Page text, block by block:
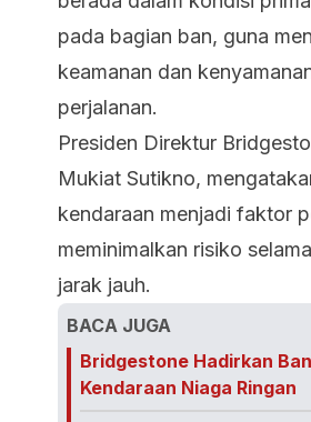
pada bagian ban, guna
keamanan dan
perjalanan.
Presiden Direktur
Mukiat Sutikno,
kendaraan menjadi faktor
meminimalkan risiko
jarak jauh.
BACA JUGA
Bridgestone Hadirkan
Kendaraan Niaga Ringan